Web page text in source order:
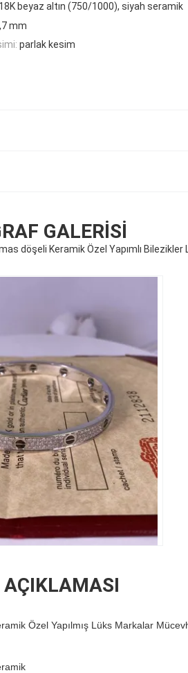
18K beyaz altın (750/1000), siyah seramik
mm
parlak kesim
GALERISI
döşeli Keramik Özel Yapımlı Bilezikler
AÇIKLAMASI
Özel Yapılmış Lüks Markalar